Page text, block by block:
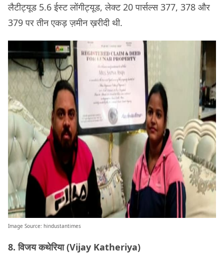
लैटीट्यूड 5.6 ईस्ट लोंगीट्यूड, लेक्ट 20 पार्सल्स 377, 378 और
379 पर तीन एकड़ ज़मीन ख़रीदी थी.
Image Source: hindustantimes
8. विजय कथेरिया (Vijay Katheriya)